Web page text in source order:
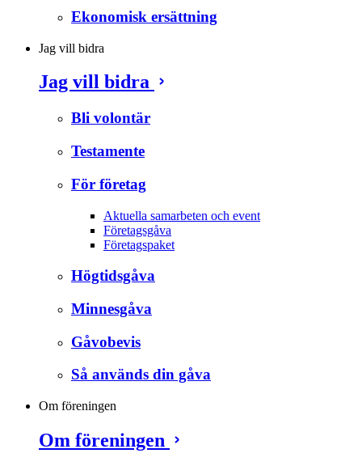
Ekonomisk ersättning
Jag vill bidra
Jag vill bidra
Bli volontär
Testamente
För företag
Aktuella samarbeten och event
Företagsgåva
Företagspaket
Högtidsgåva
Minnesgåva
Gåvobevis
Så används din gåva
Om föreningen
Om föreningen